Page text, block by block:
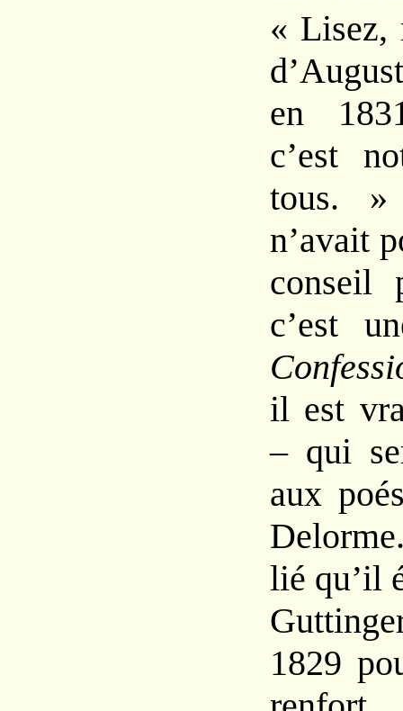
« Lisez,
en
c’est
tous. »
n’avait
conseil
c’est
il est
– qui
aux
lié qu’il
1829